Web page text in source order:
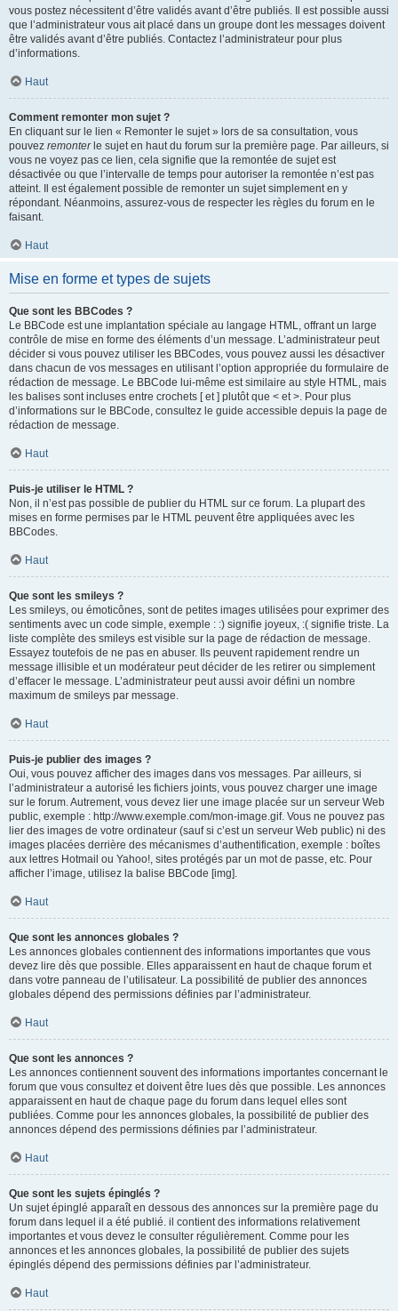
vous postez nécessitent d’être validés avant d’être publiés. Il est possible aussi
que l’administrateur vous ait placé dans un groupe dont les messages doivent
être validés avant d’être publiés. Contactez l’administrateur pour plus
d’informations.
Haut
Comment remonter mon sujet ?
En cliquant sur le lien « Remonter le sujet » lors de sa consultation, vous
pouvez remonterle sujet en haut du forum sur la première page. Par ailleurs, si
vous ne voyez pas ce lien, cela signifie que la remontée de sujet est
désactivée ou que l’intervalle de temps pour autoriser la remontée n’est pas
atteint. Il est également possible de remonter un sujet simplement en y
répondant. Néanmoins, assurez-vous de respecter les règles du forum en le
faisant.
Haut
Mise en forme et types de sujets
Que sont les BBCodes ?
Le BBCode est une implantation spéciale au langage HTML, offrant un large
contrôle de mise en forme des éléments d’un message. L’administrateur peut
décider si vous pouvez utiliser les BBCodes, vous pouvez aussi les désactiver
dans chacun de vos messages en utilisant l’option appropriée du formulaire de
rédaction de message. Le BBCode lui-même est similaire au style HTML, mais
les balises sont incluses entre crochets [ et ] plutôt que < et >. Pour plus
d’informations sur le BBCode, consultez le guide accessible depuis la page de
rédaction de message.
Haut
Puis-je utiliser le HTML ?
Non, il n’est pas possible de publier du HTML sur ce forum. La plupart des
mises en forme permises par le HTML peuvent être appliquées avec les
BBCodes.
Haut
Que sont les smileys ?
Les smileys, ou émoticônes, sont de petites images utilisées pour exprimer des
sentiments avec un code simple, exemple : :) signifie joyeux, :( signifie triste. La
liste complète des smileys est visible sur la page de rédaction de message.
Essayez toutefois de ne pas en abuser. Ils peuvent rapidement rendre un
message illisible et un modérateur peut décider de les retirer ou simplement
d’effacer le message. L’administrateur peut aussi avoir défini un nombre
maximum de smileys par message.
Haut
Puis-je publier des images ?
Oui, vous pouvez afficher des images dans vos messages. Par ailleurs, si
l’administrateur a autorisé les fichiers joints, vous pouvez charger une image
sur le forum. Autrement, vous devez lier une image placée sur un serveur Web
public, exemple : http://www.exemple.com/mon-image.gif. Vous ne pouvez pas
lier des images de votre ordinateur (sauf si c’est un serveur Web public) ni des
images placées derrière des mécanismes d’authentification, exemple : boîtes
aux lettres Hotmail ou Yahoo!, sites protégés par un mot de passe, etc. Pour
afficher l’image, utilisez la balise BBCode [img].
Haut
Que sont les annonces globales ?
Les annonces globales contiennent des informations importantes que vous
devez lire dès que possible. Elles apparaissent en haut de chaque forum et
dans votre panneau de l’utilisateur. La possibilité de publier des annonces
globales dépend des permissions définies par l’administrateur.
Haut
Que sont les annonces ?
Les annonces contiennent souvent des informations importantes concernant le
forum que vous consultez et doivent être lues dès que possible. Les annonces
apparaissent en haut de chaque page du forum dans lequel elles sont
publiées. Comme pour les annonces globales, la possibilité de publier des
annonces dépend des permissions définies par l’administrateur.
Haut
Que sont les sujets épinglés ?
Un sujet épinglé apparaît en dessous des annonces sur la première page du
forum dans lequel il a été publié. il contient des informations relativement
importantes et vous devez le consulter régulièrement. Comme pour les
annonces et les annonces globales, la possibilité de publier des sujets
épinglés dépend des permissions définies par l’administrateur.
Haut